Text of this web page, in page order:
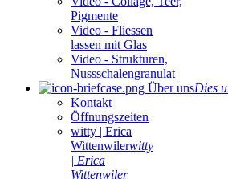
Pigmente
Video - Fliessen
lassen mit Glas
Video - Strukturen,
Nussschalengranulat
Über unsDies
Kontakt
Öffnungszeiten
witty | Erica
Wittenwilerwitty
| Erica
Wittenwiler